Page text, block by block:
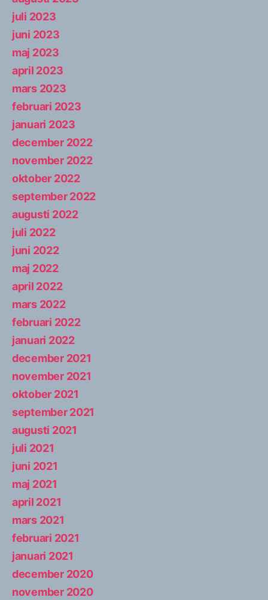
juli 2023
juni 2023
maj 2023
april 2023
mars 2023
februari 2023
januari 2023
december 2022
november 2022
oktober 2022
september 2022
augusti 2022
juli 2022
juni 2022
maj 2022
april 2022
mars 2022
februari 2022
januari 2022
december 2021
november 2021
oktober 2021
september 2021
augusti 2021
juli 2021
juni 2021
maj 2021
april 2021
mars 2021
februari 2021
januari 2021
december 2020
november 2020